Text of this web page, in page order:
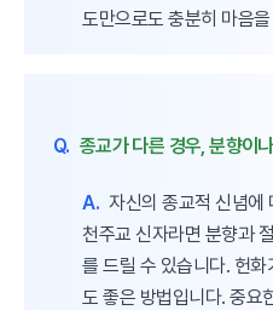
도만으로도 충분히 마음
Q. 종교가 다른 경우, 분향이
A. 자신의 종교적 신념에
천주교 신자라면 분향과
를 드릴 수 있습니다. 헌
도 좋은 방법입니다. 중요